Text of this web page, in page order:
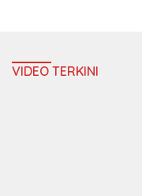
VIDEO TERKINI